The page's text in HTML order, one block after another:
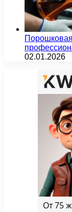
02.01.2026